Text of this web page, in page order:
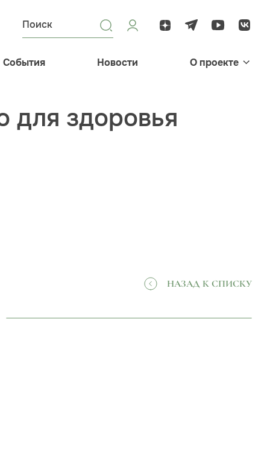
События Новости О проекте
для здоровья
НАЗАД К СПИСКУ